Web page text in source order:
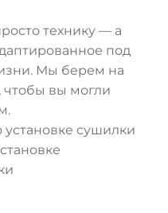
технику — а
под
Мы берем на
чтобы вы могли